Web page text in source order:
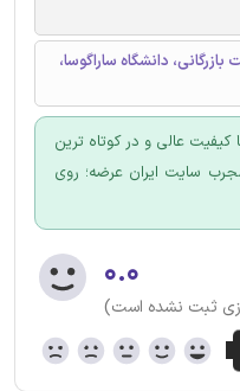
دانشگاه ساراگوسا،
کیفیت عالی و در کوتاه ترین
سایت ایران عرضه؛ روی
۰.۰
ثبت نشده است)